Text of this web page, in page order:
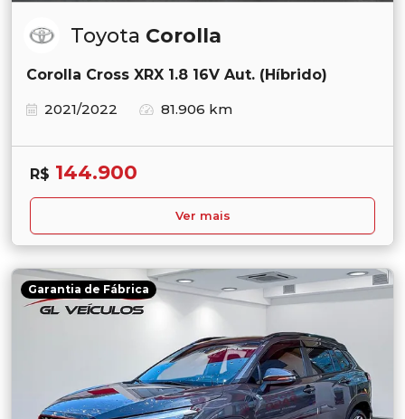
Toyota Corolla
Corolla Cross XRX 1.8 16V Aut. (Híbrido)
2021/2022
81.906 km
R$ 144.900
Ver mais
Garantia de Fábrica